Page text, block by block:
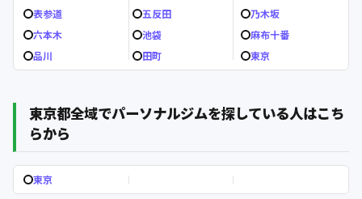
表参道
五反田
乃木坂
六本木
池袋
麻布十番
品川
田町 東京
東京都全域でパーソナルジムを探している人はこち
らから
東京